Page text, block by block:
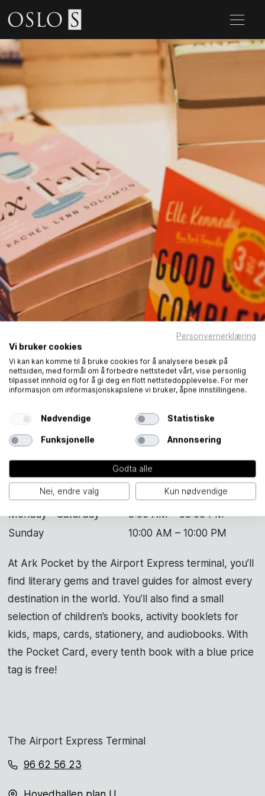
Ark
Monday - Saturday
8:00 AM – 08:00 PM
Sunday
10:00 AM – 10:00 PM
At Ark Pocket by the Airport Express terminal, you’ll
find literary gems and travel guides for almost every
destination in the world. You’ll also find a small
selection of children’s books, activity booklets for
kids, maps, cards, stationery, and audiobooks. With
the Pocket Card, every tenth book with a blue price
tag is free!
The Airport Express Terminal
96 62 56 23
Personvernerklæring
Vi bruker cookies
Vi kan kan komme til å bruke cookies for å analysere besøk på
nettsiden, med formål om å forbedre nettstedet vårt, vise personlig
tilpasset innhold og for å gi deg en flott nettstedopplevelse. For mer
informasjon om informasjonskapslene vi bruker, åpne innstillingene.
Nødvendige Statistiske
Funksjonelle Annonsering
Godta alle
Nei, endre valg Kun nødvendige